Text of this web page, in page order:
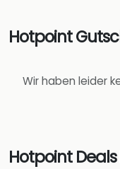
Hotpoint
Wir haben leider
Hotpoint